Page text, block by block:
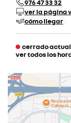
976 47 33 32
ver la página
cómo llegar
cerrado
ver todos los
martes
miércoles
viernes
sábado
domingo